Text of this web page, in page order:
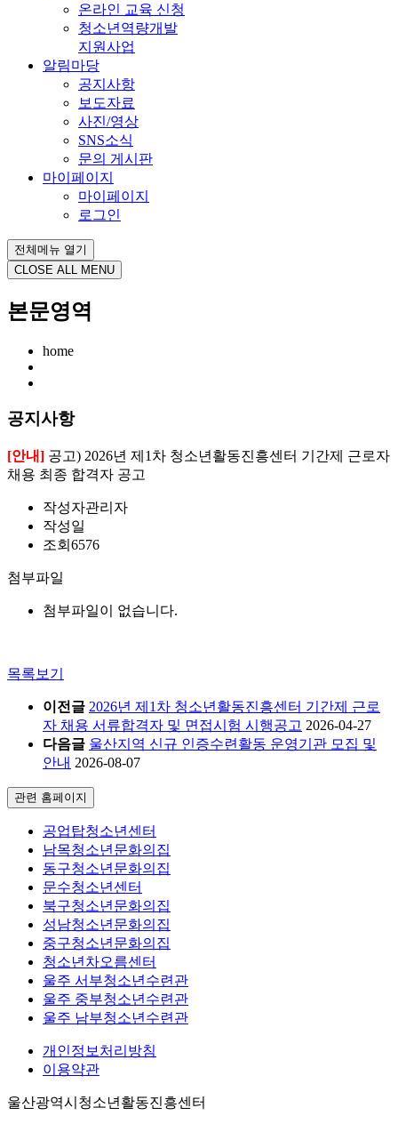
온라인 교육 신청
청소년역량개발
지원사업
알림마당
공지사항
보도자료
사진/영상
SNS소식
문의 게시판
마이페이지
마이페이지
로그인
전체메뉴 열기
CLOSE ALL MENU
본문영역
home
공지사항
[안내] 공고) 2026년 제1차 청소년활동진흥센터 기간제 근로자
채용 최종 합격자 공고
작성자관리자
작성일
조회 6576
첨부파일
첨부파일이 없습니다.
목록보기
이전글 2026년 제1차 청소년활동진흥센터 기간제 근로
자 채용 서류합격자 및 면접시험 시행공고 2026-04-27
다음글 울산지역 신규 인증수련활동 운영기관 모집 및
안내 2026-08-07
관련 홈페이지
공업탑청소년센터
남목청소년문화의집
동구청소년문화의집
문수청소년센터
북구청소년문화의집
성남청소년문화의집
중구청소년문화의집
청소년차오름센터
울주 서부청소년수련관
울주 중부청소년수련관
울주 남부청소년수련관
개인정보처리방침
이용약관
울산광역시청소년활동진흥센터